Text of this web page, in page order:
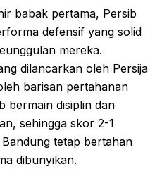
babak pertama, Persib
defensif yang solid
mereka.
dilancarkan oleh Persija
barisan pertahanan
bermain disiplin dan
sehingga skor 2-1
tetap bertahan
dibunyikan.